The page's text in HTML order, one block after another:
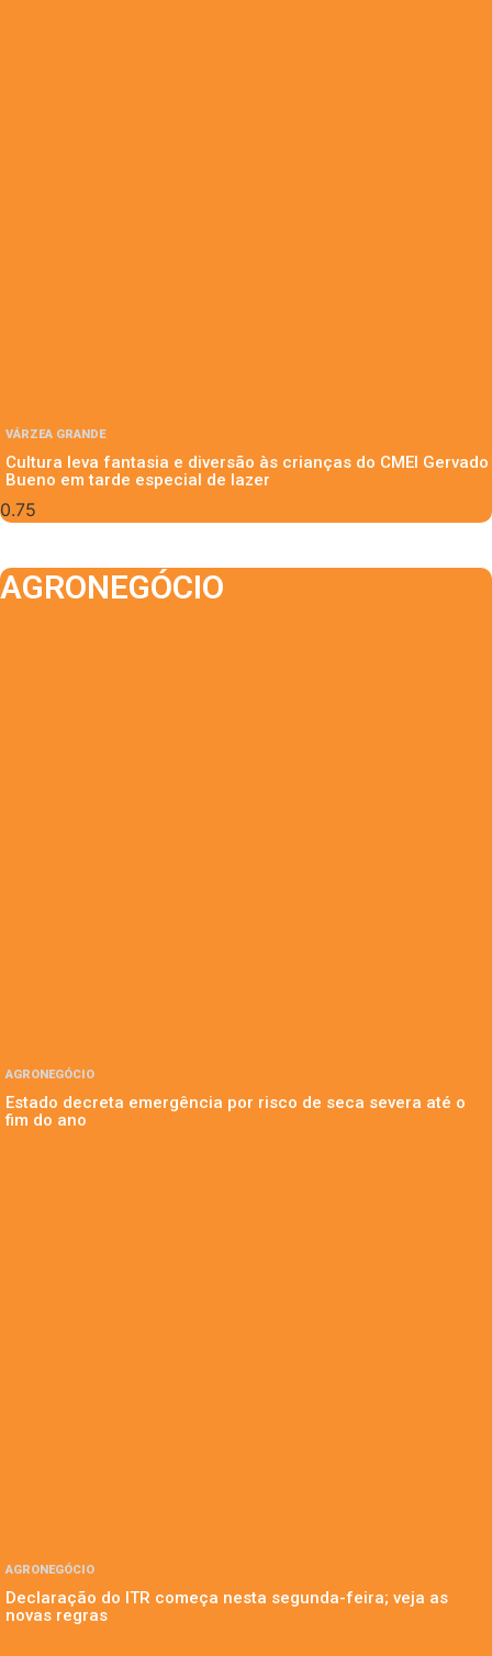
VÁRZEA GRANDE
Cultura leva fantasia e diversão às crianças do CMEI Gervado
Bueno em tarde especial de lazer
AGRONEGÓCIO
AGRONEGÓCIO
Estado decreta emergência por risco de seca severa até o
fim do ano
AGRONEGÓCIO
Declaração do ITR começa nesta segunda-feira; veja as
novas regras